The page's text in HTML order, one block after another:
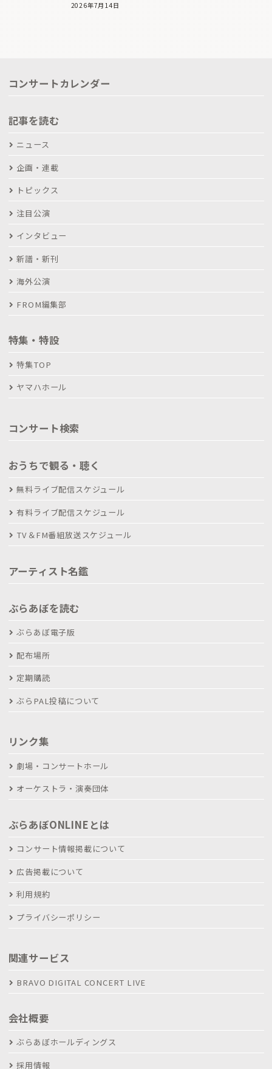
2026年7月14日
コンサートカレンダー
記事を読む
ニュース
企画・連載
トピックス
注目公演
インタビュー
新譜・新刊
海外公演
FROM編集部
特集・特設
特集TOP
ヤマハホール
コンサート検索
おうちで観る・聴く
無料ライブ配信スケジュール
有料ライブ配信スケジュール
TV＆FM番組放送スケジュール
アーティスト名鑑
ぶらあぼを読む
ぶらあぼ電子版
配布場所
定期購読
ぶらPAL投稿について
リンク集
劇場・コンサートホール
オーケストラ・演奏団体
ぶらあぼONLINEとは
コンサート情報掲載について
広告掲載について
利用規約
プライバシーポリシー
関連サービス
BRAVO DIGITAL CONCERT LIVE
会社概要
ぶらあぼホールディングス
採用情報